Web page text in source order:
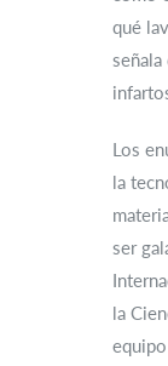
qué
Los
la
ser
la